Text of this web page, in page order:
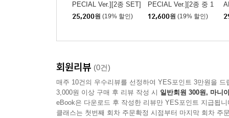
PECIAL Ver.][2종 SET]
25,200원 (19% 할인)
PECIAL Ver.][2종 중 1
종 랜덤발송]
12,600원 (19% 할인)
회원리뷰 (0건)
매주 10건의 우수리뷰를 선정하여 YES포인트 3만원을 드
3,000원 이상 구매 후 리뷰 작성 시 일반회원 300원, 마니
eBook은 다운로드 후 작성한 리뷰만 YES포인트 지급됩니
클래스는 첫번째 회차 주문확정 시점부터 마지막 회차 주